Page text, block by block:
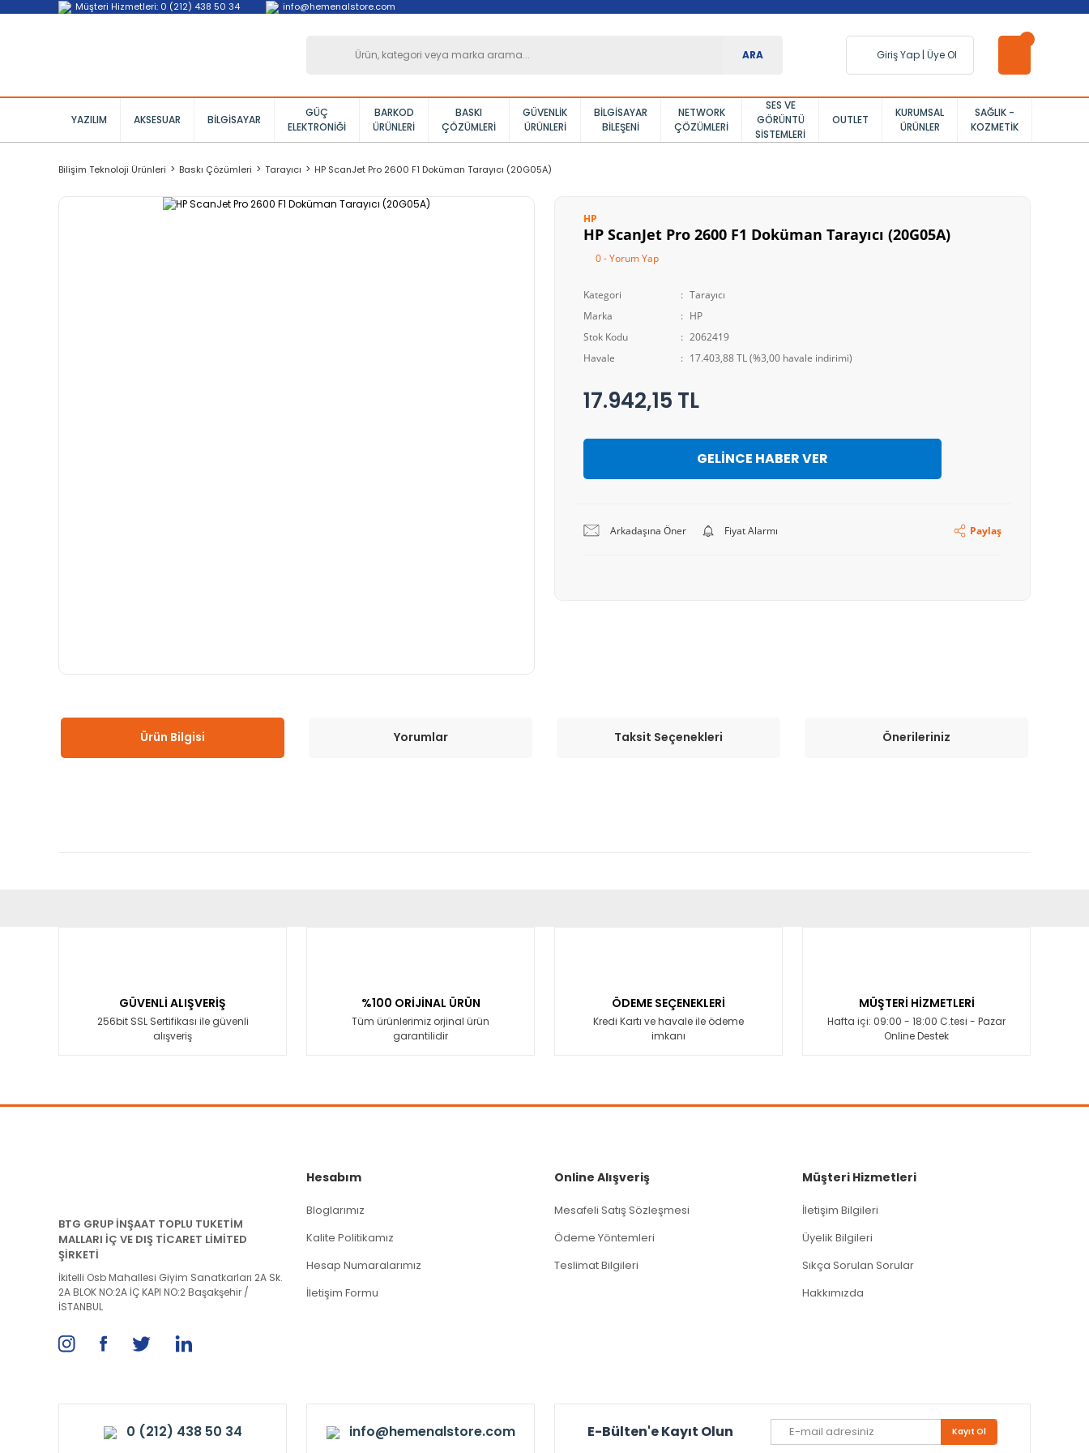
Müşteri Hizmetleri: 0 (212) 438 50 34 info@hemenalstore.com
ARA Giriş Yap | Üye Ol
YAZILIM AKSESUAR BILGISAYAR
GÜÇ
ELEKTRONIĞI
BARKOD
ÜRÜNLERI
BASKI
ÇÖZÜMLERI
GÜVENLIK
ÜRÜNLERI
BILGISAYAR
BILEŞENI
NETWORK
ÇÖZÜMLERI
SES VE
GÖRÜNTÜ
SISTEMLERI
OUTLET
KURUMSAL
ÜRÜNLER
SAĞLIK -
KOZMETIK
Bilişim Teknoloji Ürünleri Baskı Çözümleri Tarayıcı HP ScanJet Pro 2600 F1 Doküman Tarayıcı (20G05A)
HP
HP ScanJet Pro 2600 F1 Doküman Tarayıcı (20G05A)
0 - Yorum Yap
Kategori
Tarayıcı
Marka
HP
Stok Kodu
2062419
Havale
17.403,88 TL (%3,00 havale indirimi)
17.942,15 TL
GELİNCE HABER VER
Arkadaşına Öner Fiyat Alarmı Paylaş
Ürün Bilgisi Yorumlar Taksit Seçenekleri Önerileriniz
Ürün bilgilerinde hatalar bulunuyor.
Ürün fiyatı diğer sitelerden daha pahalı.
GÜVENLİ ALIŞVERİŞ
256bit SSL Sertifikası ile güvenli
alışveriş
%100 ORİJİNAL ÜRÜN
Tüm ürünlerimiz orjinal ürün
garantilidir
ÖDEME SEÇENEKLERİ
Kredi Kartı ve havale ile ödeme
imkanı
MÜŞTERİ HİZMETLERİ
Hafta içi: 09:00 - 18:00 C.tesi - Pazar
Online Destek
BTG GRUP İNŞAAT TOPLU TUKETİM
MALLARI İÇ VE DIŞ TİCARET LİMİTED
ŞİRKETİ
İkitelli Osb Mahallesi Giyim Sanatkarları 2A Sk.
2A BLOK NO:2A İÇ KAPI NO:2 Başakşehir /
İSTANBUL
Hesabım
Bloglarımız
Kalite Politikamız
Hesap Numaralarımız
İletişim Formu
Online Alışveriş
Mesafeli Satış Sözleşmesi
Ödeme Yöntemleri
Teslimat Bilgileri
Müşteri Hizmetleri
İletişim Bilgileri
Üyelik Bilgileri
Sıkça Sorulan Sorular
Hakkımızda
0 (212) 438 50 34 info@hemenalstore.com E-Bülten'e Kayıt Olun Kayıt Ol